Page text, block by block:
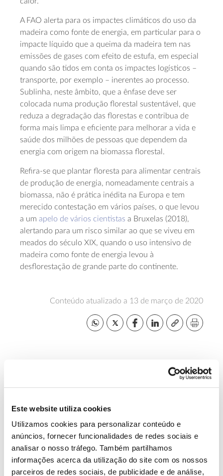
Este website utiliza cookies
Utilizamos cookies para personalizar conteúdo e
anúncios, fornecer funcionalidades de redes sociais e
analisar o nosso tráfego. Também partilhamos
informações acerca da utilização do site com os nossos
parceiros de redes sociais, de publicidade e de análise,
A FAO alerta para os impactes climáticos do uso da
madeira como fonte de energia, em particular para o
impacte líquido que a queima da madeira tem nas
emissões de gases com efeito de estufa, em especial
quando são tidos em conta os impactes logísticos –
transporte, por exemplo – inerentes ao processo.
Sublinha, neste âmbito, que a ênfase deve ser
colocada numa produção florestal sustentável, que
reduza a degradação das florestas e contribua de
forma mais limpa e eficiente para melhorar a vida e
saúde dos milhões de pessoas que dependem da
energia com origem na biomassa florestal.
Refira-se que plantar floresta para alimentar centrais
de produção de energia, nomeadamente centrais a
biomassa, não é prática inédita na Europa e tem
merecido contestação em vários países, o que levou
a um apelo de vários cientistas a Bruxelas (2018),
alertando para um risco similar ao que se viveu em
meados do século XIX, quando o uso intensivo de
madeira como fonte de energia levou à
desflorestação de grande parte do continente.
Conteúdo atualizado a 13 de março de 2020
PRÓXIMO
VER TODAS AS PERGUNTAS